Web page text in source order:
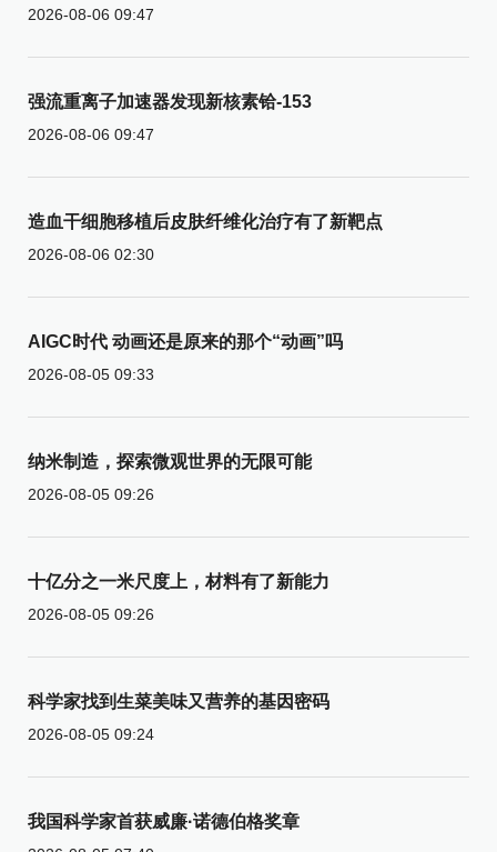
2026-08-06 09:47
强流重离子加速器发现新核素铪-153
2026-08-06 09:47
造血干细胞移植后皮肤纤维化治疗有了新靶点
2026-08-06 02:30
AIGC时代 动画还是原来的那个“动画”吗
2026-08-05 09:33
纳米制造，探索微观世界的无限可能
2026-08-05 09:26
十亿分之一米尺度上，材料有了新能力
2026-08-05 09:26
科学家找到生菜美味又营养的基因密码
2026-08-05 09:24
我国科学家首获威廉·诺德伯格奖章